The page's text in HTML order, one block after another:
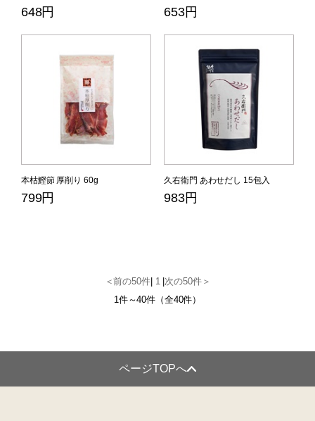
648円 653円
本枯鰹節 厚削り 60g
799円
久右衛門 あわせだし 15包入
983円
＜前の50件| 1| 次の50件＞
1件～40件（全40件）
ページTOPへ